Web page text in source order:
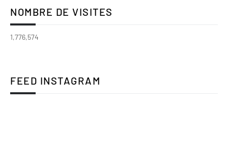
NOMBRE DE VISITES
1,776,574
FEED INSTAGRAM